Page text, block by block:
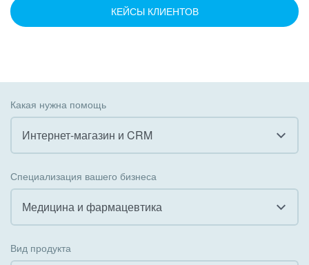
КЕЙСЫ КЛИЕНТОВ
Какая нужна помощь
Интернет-магазин и CRM
Внедрение КЭДО
Интеграция с 1С
Специализация вашего бизнеса
Медицина и фармацевтика
Вид продукта